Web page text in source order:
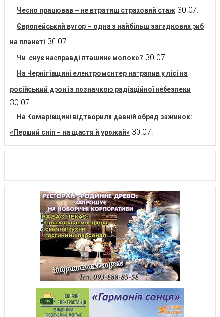
Чесно працював – не втратиш страховий стаж 30.07.
Європейський вугор – одна з найбільш загадкових риб
на планеті 30.07.
Чи існує насправді пташине молоко? 30.07.
На Чернігівщині електромонтер натрапив у лісі на
російський дрон із позначкою радіаційної небезпеки
30.07.
На Комарівщині відтворили давній обряд зажинок:
«Перший сніп – на щастя й урожай» 30.07.